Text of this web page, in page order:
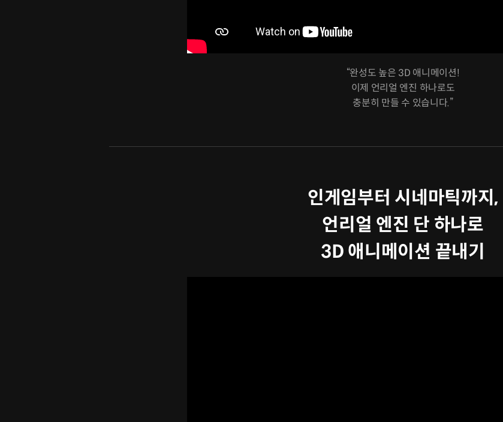
“완성도 높은 3D 애니메이션!
이제 언리얼 엔진 하나로도
충분히 만들 수 있습니다.”
인게임부터 시네마틱까지,
언리얼 엔진 단 하나로
3D 애니메이션 끝내기